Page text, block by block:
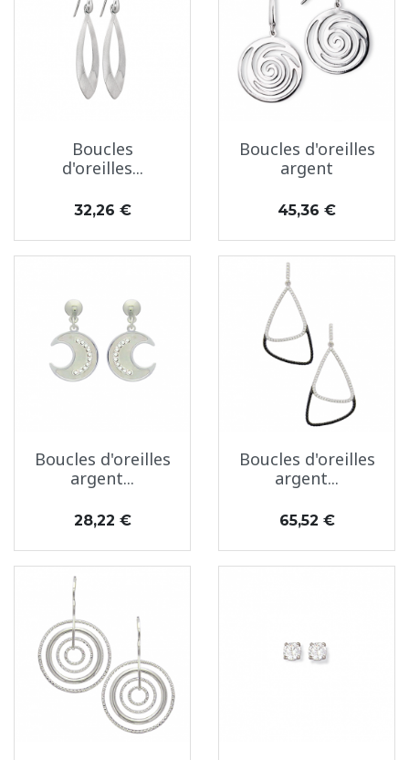
Boucles
d'oreilles...
Prix
32,26 €
Boucles d'oreilles
argent
Prix
45,36 €
Boucles d'oreilles
argent...
Prix
28,22 €
Boucles d'oreilles
argent...
Prix
65,52 €